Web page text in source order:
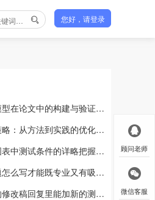
您好，请登录
论文中的构建与验证方法
：从方法到实践的优化途径
试条件的详略把握与撰写规范
写才能既专业又有吸引力
稿回复里能加新的测试结果吗
顾问老师
微信客服